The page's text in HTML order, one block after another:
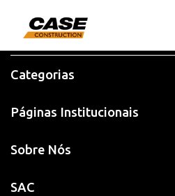
Categorias
Páginas Institucionais
Sobre Nós
SAC